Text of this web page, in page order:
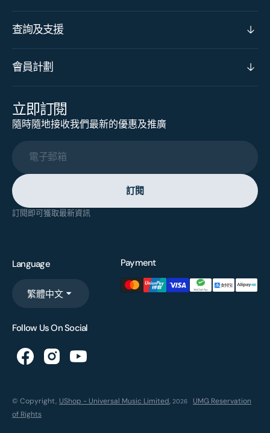
查詢及支援
會員計劃
立即訂閱
隨時隨地接收我們最新的優惠及推廣
電子郵箱
訂閱
訂閱即可獲取最新資訊
Language
繁體中文
Payment
Follow Us On Social
© Copyright, UShop - Universal Music Limited, 2026
UMG Reservation
of Rights